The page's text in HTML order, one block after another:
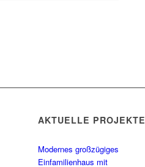
AKTUELLE PROJEKTE
Modernes großzügiges
Einfamilienhaus mit